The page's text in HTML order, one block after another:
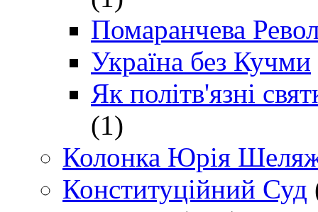
Помаранчева
Україна без Кучми
Як політв'язні
(1)
Колонка Юрія
Конституційний Суд